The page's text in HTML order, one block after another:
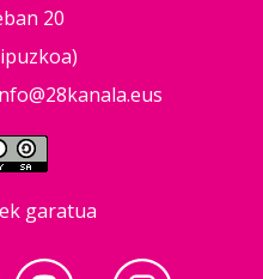
20
garatua